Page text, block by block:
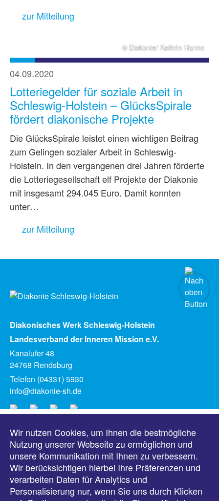
zur Mitteilung
© Diakonie/ Kathrin Harms
04.09.2020
Lotteriegelder für soziale Arbeit in
Schleswig-Holstein – GlücksSpirale
fördert diakonische Projekte
Die GlücksSpirale leistet einen wichtigen Beitrag
zum Gelingen sozialer Arbeit in Schleswig-
Holstein. In den vergangenen drei Jahren förderte
die Lotteriegesellschaft elf Projekte der Diakonie
mit insgesamt 294.045 Euro. Damit konnten
unter…
zur Mitteilung
Diakonisches Werk Schleswig-Holstein
Landesverband der Inneren Mission e.V.
Kanalufer 48
24768 Rendsburg
Telefon (04331) 5930
info@diakonie-sh.de
Meldungen
Veranstaltungen
Downloads
Wir nutzen Cookies, um Ihnen die bestmögliche
Nutzung unserer Webseite zu ermöglichen und
unsere Kommunikation mit Ihnen zu verbessern.
Wir berücksichtigen hierbei Ihre Präferenzen und
verarbeiten Daten für Analytics und
Personalisierung nur, wenn Sie uns durch Klicken